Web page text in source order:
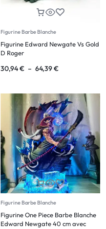
Figurine Barbe Blanche
Figurine Edward Newgate Vs Gold
D Roger
30,94€ – 64,39€
Figurine Barbe Blanche
Figurine One Piece Barbe Blanche
Edward Newgate 40 cm avec